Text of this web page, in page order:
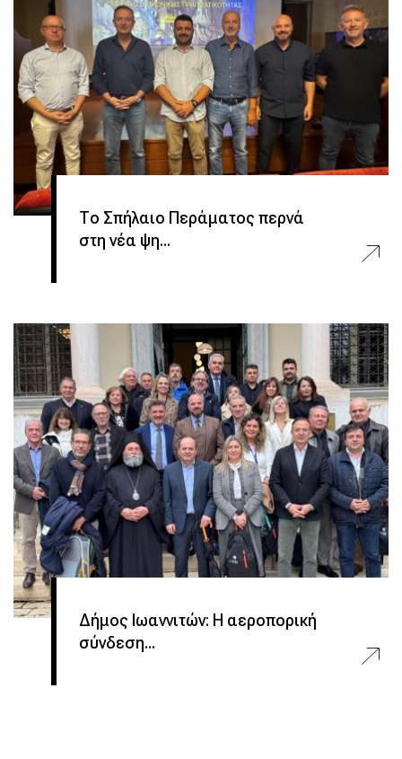
Το Σπήλαιο Περάματος περνά
στη νέα ψη...
Δήμος Ιωαννιτών: Η αεροπορική
σύνδεση...